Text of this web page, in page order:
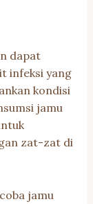
dapat
infeksi yang
kondisi
jamu
zat-zat di
jamu